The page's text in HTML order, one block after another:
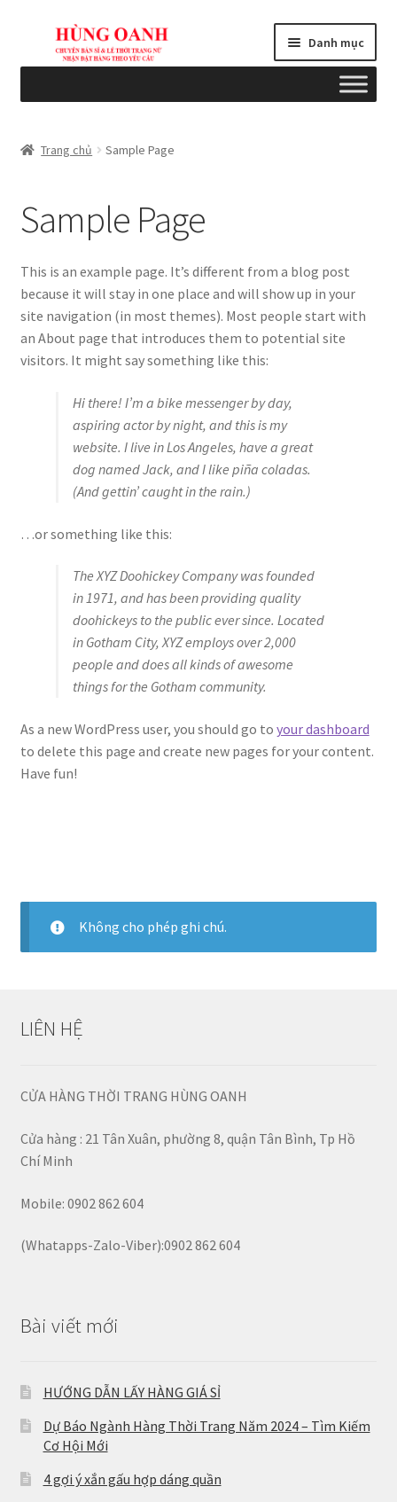
hướng
Chuyển
dung
Danh mục
Blogs
Cart
Checkout
Chính sách
Chúng tôi
facebook
MUA HÀNG SỈ Ở CHỢ TÂN BÌNH NHƯ THẾ NÀO ?
My Account
Sample Page
Sản phẩm
Đặt hàng
Trang chủ Sample Page
Sample Page
This is an example page. It’s different from a blog post
because it will stay in one place and will show up in your
site navigation (in most themes). Most people start with
an About page that introduces them to potential site
visitors. It might say something like this:
Hi there! I’m a bike messenger by day,
aspiring actor by night, and this is my
website. I live in Los Angeles, have a great
dog named Jack, and I like piña coladas.
(And gettin’ caught in the rain.)
…or something like this:
The XYZ Doohickey Company was founded
in 1971, and has been providing quality
doohickeys to the public ever since. Located
in Gotham City, XYZ employs over 2,000
people and does all kinds of awesome
things for the Gotham community.
As a new WordPress user, you should go to your dashboard
to delete this page and create new pages for your content.
Have fun!
Không cho phép ghi chú.
LIÊN HỆ
CỬA HÀNG THỜI TRANG HÙNG OANH
Cửa hàng : 21 Tân Xuân, phường 8, quận Tân Bình, Tp Hồ
Chí Minh
Mobile: 0902 862 604
(Whatapps-Zalo-Viber):0902 862 604
Bài viết mới
HƯỚNG DẪN LẤY HÀNG GIÁ SỈ
Dự Báo Ngành Hàng Thời Trang Năm 2024 – Tìm Kiếm
Cơ Hội Mới
4 gợi ý xắn gấu hợp dáng quần